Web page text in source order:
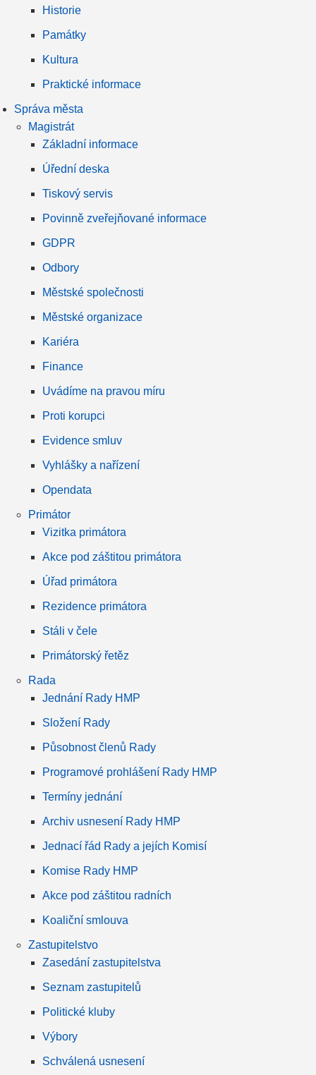
Historie
Památky
Kultura
Praktické informace
Správa města
Magistrát
Základní informace
Úřední deska
Tiskový servis
Povinně zveřejňované informace
GDPR
Odbory
Městské společnosti
Městské organizace
Kariéra
Finance
Uvádíme na pravou míru
Proti korupci
Evidence smluv
Vyhlášky a nařízení
Opendata
Primátor
Vizitka primátora
Akce pod záštitou primátora
Úřad primátora
Rezidence primátora
Stáli v čele
Primátorský řetěz
Rada
Jednání Rady HMP
Složení Rady
Působnost členů Rady
Programové prohlášení Rady HMP
Termíny jednání
Archiv usnesení Rady HMP
Jednací řád Rady a jejích Komisí
Komise Rady HMP
Akce pod záštitou radních
Koaliční smlouva
Zastupitelstvo
Zasedání zastupitelstva
Seznam zastupitelů
Politické kluby
Výbory
Schválená usnesení